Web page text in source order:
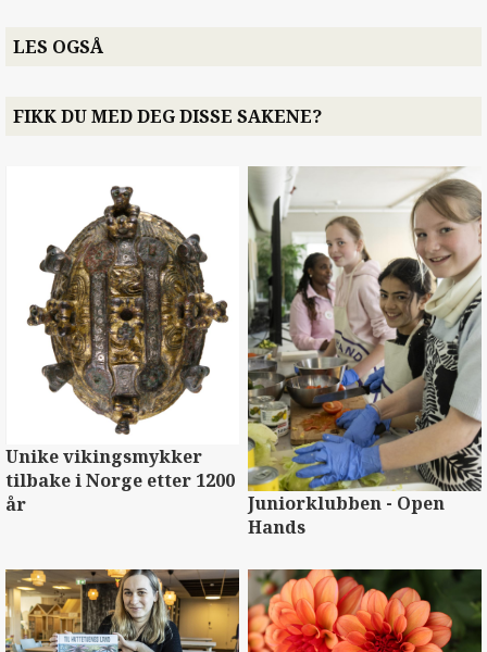
LES OGSÅ
FIKK DU MED DEG DISSE SAKENE?
Unike vikingsmykker
tilbake i Norge etter 1200
år
Juniorklubben - Open
Hands